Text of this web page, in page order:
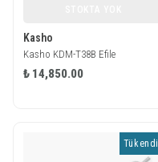
Kasho
Kasho KDM-T38B Efile
₺ 14,850.00
Tükendi